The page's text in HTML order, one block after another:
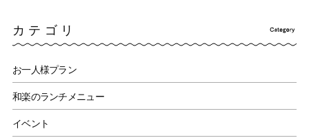
カテゴリ
お一人様プラン
和楽のランチメニュー
イベント